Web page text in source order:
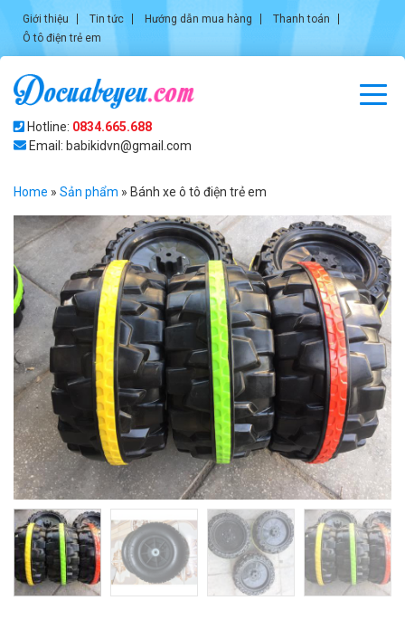
Giới thiệu Tin tức Hướng dẫn mua hàng
Thanh toán
Ô tô điện trẻ em
Hotline: 0834.665.688
Email: babikidvn@gmail.com
Home » Sản phẩm » Bánh xe ô tô điện trẻ em